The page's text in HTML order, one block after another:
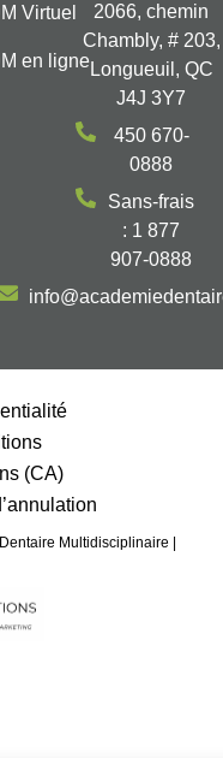
Virtuel
en ligne
2066, chemin
Chambly, # 203,
Longueuil, QC
J4J 3Y7
450 670-
0888
Sans-frais
: 1 877
907-0888
(CA)
Multidisciplinaire |